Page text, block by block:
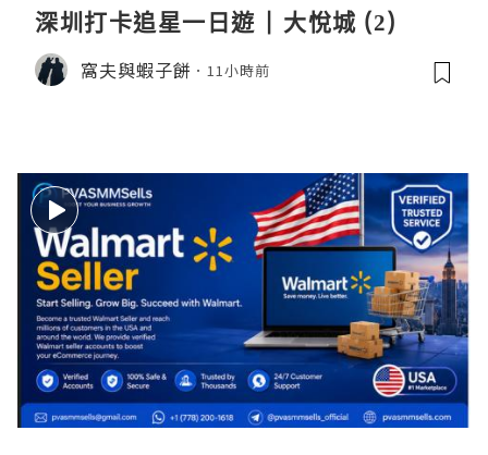
深圳打卡追星一日遊 | 大悅城 (2)
窩夫與蝦子餅 11小時前